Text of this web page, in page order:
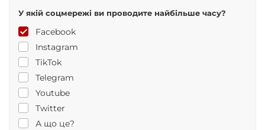
У якій соцмережі ви проводите найбільше часу?
Facebook
Instagram
TikTok
Telegram
Youtube
Twitter
А що це?